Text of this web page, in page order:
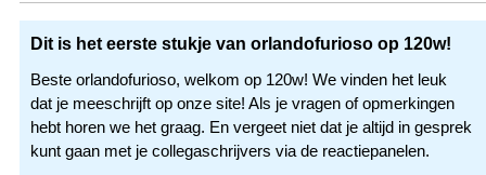
Dit is het eerste stukje van orlandofurioso op 120w!
Beste orlandofurioso, welkom op 120w! We vinden het leuk
dat je meeschrijft op onze site! Als je vragen of opmerkingen
hebt horen we het graag. En vergeet niet dat je altijd in gesprek
kunt gaan met je collegaschrijvers via de reactiepanelen.